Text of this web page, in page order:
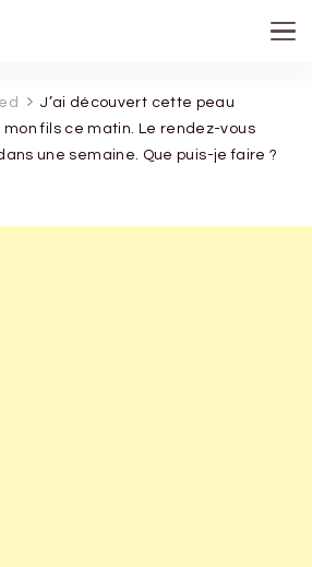
J’ai découvert cette peau
mon fils ce matin. Le rendez-vous
une semaine. Que puis-je faire ?